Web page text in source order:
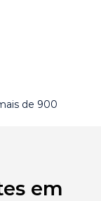
de 900
em